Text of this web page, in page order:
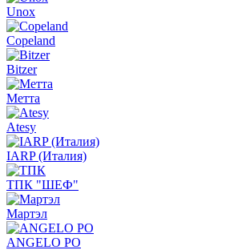
Unox
Copeland
Bitzer
Метта
Atesy
IARP (Италия)
ТПК "ШЕФ"
Мартэл
ANGELO PO